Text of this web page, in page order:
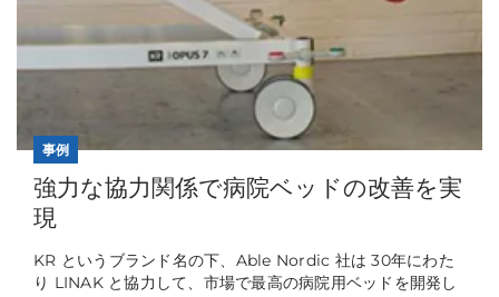
事例
強力な協力関係で病院ベッドの改善を実
現
KR というブランド名の下、Able Nordic 社は 30年にわた
り LINAK と協力して、市場で最高の病院用ベッドを開発し